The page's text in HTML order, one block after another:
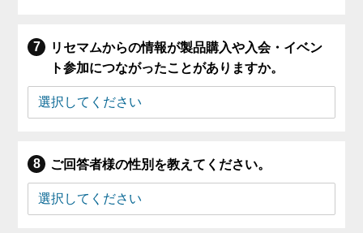
リセマムからの情報が製品購入や入会・イベン
ト参加につながったことがありますか。
ご回答者様の性別を教えてください。